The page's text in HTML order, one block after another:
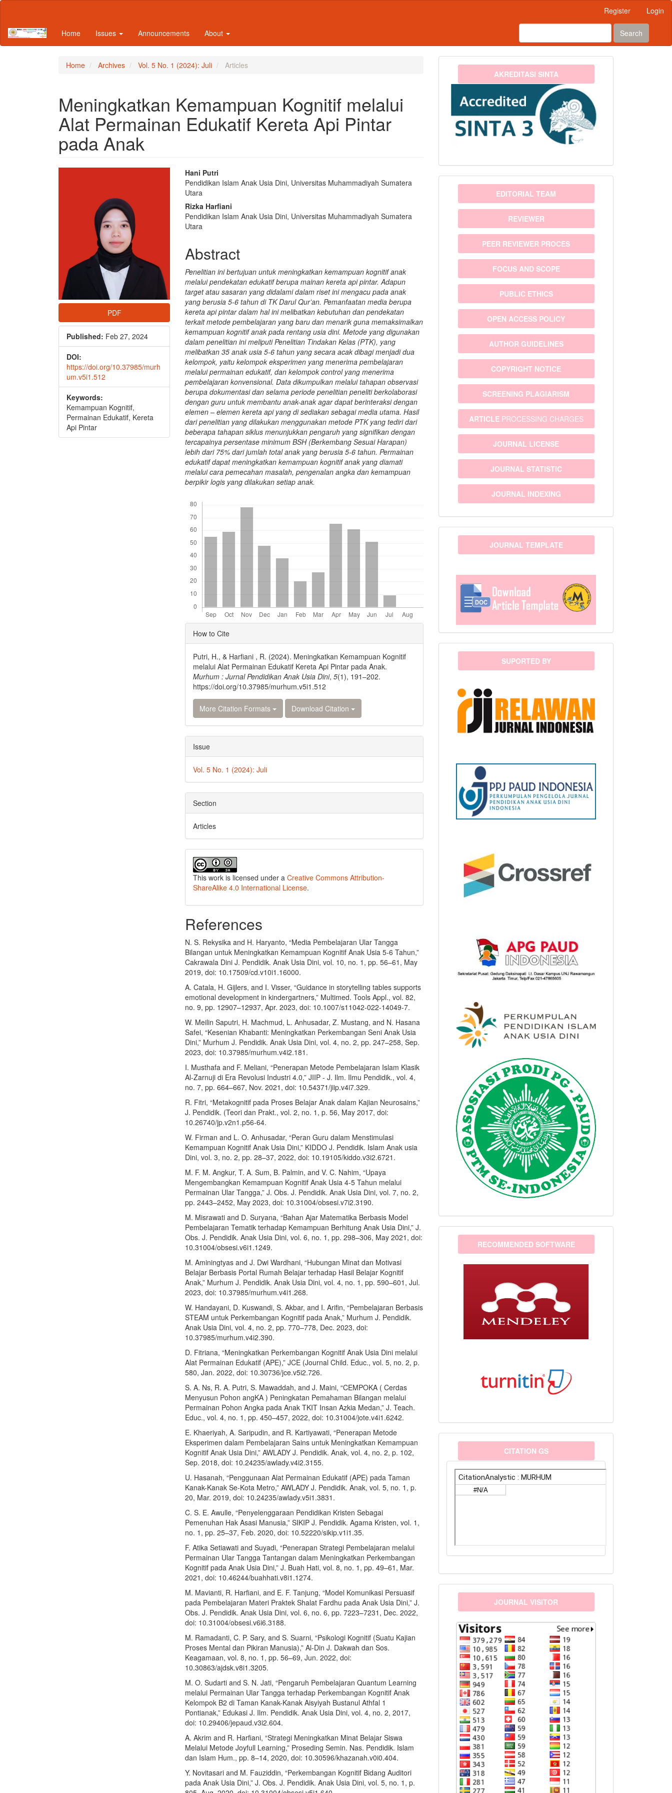
Content
Sidebar
Register Login
Home Issues Announcements About Search
Home Archives Vol. 5 No. 1 (2024): Juli Articles
Meningkatkan Kemampuan Kognitif melalui
Alat Permainan Edukatif Kereta Api Pintar
pada Anak
PDF
Published: Feb 27, 2024
DOI:
https://doi.org/10.37985/murh
um.v5i1.512
Keywords:
Kemampuan Kognitif,
Permainan Edukatif, Kereta
Api Pintar
Main
Article
Content
Hani Putri
Pendidikan Islam Anak Usia Dini, Universitas Muhammadiyah Sumatera
Utara
Rizka Harfiani
Pendidikan Islam Anak Usia Dini, Universitas Muhammadiyah Sumatera
Utara
Abstract
Penelitian ini bertujuan untuk meningkatkan kemampuan kognitif anak
melalui pendekatan edukatif berupa mainan kereta api pintar. Adapun
target atau sasaran yang didalami dalam riset ini mengacu pada anak
yang berusia 5-6 tahun di TK Darul Qur’an. Pemanfaatan media berupa
kereta api pintar dalam hal ini melibatkan kebutuhan dan pendekatan
terkait metode pembelajaran yang baru dan menarik guna memaksimalkan
kemampuan kognitif anak pada rentang usia dini. Metode yang digunakan
dalam penelitian ini meliputi Penelitian Tindakan Kelas (PTK), yang
melibatkan 35 anak usia 5-6 tahun yang secara acak dibagi menjadi dua
kelompok, yaitu kelompok eksperimen yang menerima pembelajaran
melalui permainan edukatif, dan kelompok control yang menerima
pembelajaran konvensional. Data dikumpulkan melalui tahapan observasi
berupa dokumentasi dan selama periode penelitian peneliti berkolaborasi
dengan guru untuk membantu anak-anak agar dapat berinteraksi dengan
elemen – elemen kereta api yang di sediakan sebagai media utama. Hasil
dari penelitian yang dilakukan menggunakan metode PTK yang tediri dari
beberapa tahapan siklus menunjukkan pengaruh yang signifikan dengan
tercapainya persentase minimum BSH (Berkembang Sesuai Harapan)
lebih dari 75% dari jumlah total anak yang berusia 5-6 tahun. Permainan
edukatif dapat meningkatkan kemampuan kognitif anak yang diamati
melalui cara pemecahan masalah, pengenalan angka dan kemampuan
berpikir logis yang dilakukan setiap anak.
Article
Details
How to Cite
Putri, H., & Harfiani , R. (2024). Meningkatkan Kemampuan Kognitif
melalui Alat Permainan Edukatif Kereta Api Pintar pada Anak.
Murhum : Jurnal Pendidikan Anak Usia Dini,5(1), 191–202.
https://doi.org/10.37985/murhum.v5i1.512
More Citation Formats Download Citation
Issue
Vol. 5 No. 1 (2024): Juli
Section
Articles
This work is licensed under aCreative Commons Attribution-
ShareAlike 4.0 International License.
References
N. S. Rekysika and H. Haryanto, “Media Pembelajaran Ular Tangga
Bilangan untuk Meningkatkan Kemampuan Kognitif Anak Usia 5-6 Tahun,”
Cakrawala Dini J. Pendidik. Anak Usia Dini, vol. 10, no. 1, pp. 56–61, May
2019, doi: 10.17509/cd.v10i1.16000.
A. Catala, H. Gijlers, and I. Visser, “Guidance in storytelling tables supports
emotional development in kindergartners,” Multimed. Tools Appl., vol. 82,
no. 9, pp. 12907–12937, Apr. 2023, doi: 10.1007/s11042-022-14049-7.
W. Meilin Saputri, H. Machmud, L. Anhusadar, Z. Mustang, and N. Hasana
Safei, “Kesenian Khabanti: Meningkatkan Perkembangan Seni Anak Usia
Dini,” Murhum J. Pendidik. Anak Usia Dini, vol. 4, no. 2, pp. 247–258, Sep.
2023, doi: 10.37985/murhum.v4i2.181.
I. Musthafa and F. Meliani, “Penerapan Metode Pembelajaran Islam Klasik
Al-Zarnuji di Era Revolusi Industri 4.0,” JIIP - J. Ilm. Ilmu Pendidik., vol. 4,
no. 7, pp. 664–667, Nov. 2021, doi: 10.54371/jiip.v4i7.329.
R. Fitri, “Metakognitif pada Proses Belajar Anak dalam Kajian Neurosains,”
J. Pendidik. (Teori dan Prakt., vol. 2, no. 1, p. 56, May 2017, doi:
10.26740/jp.v2n1.p56-64.
W. Firman and L. O. Anhusadar, “Peran Guru dalam Menstimulasi
Kemampuan Kognitif Anak Usia Dini,” KIDDO J. Pendidik. Islam Anak usia
Dini, vol. 3, no. 2, pp. 28–37, 2022, doi: 10.19105/kiddo.v3i2.6721.
M. F. M. Angkur, T. A. Sum, B. Palmin, and V. C. Nahim, “Upaya
Mengembangkan Kemampuan Kognitif Anak Usia 4-5 Tahun melalui
Permainan Ular Tangga,” J. Obs. J. Pendidik. Anak Usia Dini, vol. 7, no. 2,
pp. 2443–2452, May 2023, doi: 10.31004/obsesi.v7i2.3190.
M. Misrawati and D. Suryana, “Bahan Ajar Matematika Berbasis Model
Pembelajaran Tematik terhadap Kemampuan Berhitung Anak Usia Dini,” J.
Obs. J. Pendidik. Anak Usia Dini, vol. 6, no. 1, pp. 298–306, May 2021, doi:
10.31004/obsesi.v6i1.1249.
M. Aminingtyas and J. Dwi Wardhani, “Hubungan Minat dan Motivasi
Belajar Berbasis Portal Rumah Belajar terhadap Hasil Belajar Kognitif
Anak,” Murhum J. Pendidik. Anak Usia Dini, vol. 4, no. 1, pp. 590–601, Jul.
2023, doi: 10.37985/murhum.v4i1.268.
W. Handayani, D. Kuswandi, S. Akbar, and I. Arifin, “Pembelajaran Berbasis
STEAM untuk Perkembangan Kognitif pada Anak,” Murhum J. Pendidik.
Anak Usia Dini, vol. 4, no. 2, pp. 770–778, Dec. 2023, doi:
10.37985/murhum.v4i2.390.
D. Fitriana, “Meningkatkan Perkembangan Kognitif Anak Usia Dini melalui
Alat Permainan Edukatif (APE),” JCE (Journal Child. Educ., vol. 5, no. 2, p.
580, Jan. 2022, doi: 10.30736/jce.v5i2.726.
S. A. Ns, R. A. Putri, S. Mawaddah, and J. Maini, “CEMPOKA ( Cerdas
Menyusun Pohon angKA ) Peningkatan Pemahaman Bilangan melalui
Permainan Pohon Angka pada Anak TKIT Insan Azkia Medan,” J. Teach.
Educ., vol. 4, no. 1, pp. 450–457, 2022, doi: 10.31004/jote.v4i1.6242.
E. Khaeriyah, A. Saripudin, and R. Kartiyawati, “Penerapan Metode
Eksperimen dalam Pembelajaran Sains untuk Meningkatkan Kemampuan
Kognitif Anak Usia Dini,” AWLADY J. Pendidik. Anak, vol. 4, no. 2, p. 102,
Sep. 2018, doi: 10.24235/awlady.v4i2.3155.
U. Hasanah, “Penggunaan Alat Permainan Edukatif (APE) pada Taman
Kanak-Kanak Se-Kota Metro,” AWLADY J. Pendidik. Anak, vol. 5, no. 1, p.
20, Mar. 2019, doi: 10.24235/awlady.v5i1.3831.
C. S. E. Awulle, “Penyelenggaraan Pendidikan Kristen Sebagai
Pemenuhan Hak Asasi Manusia,” SIKIP J. Pendidik. Agama Kristen, vol. 1,
no. 1, pp. 25–37, Feb. 2020, doi: 10.52220/sikip.v1i1.35.
F. Atika Setiawati and Suyadi, “Penerapan Strategi Pembelajaran melalui
Permainan Ular Tangga Tantangan dalam Meningkatkan Perkembangan
Kognitif pada Anak Usia Dini,” J. Buah Hati, vol. 8, no. 1, pp. 49–61, Mar.
2021, doi: 10.46244/buahhati.v8i1.1274.
M. Mavianti, R. Harfiani, and E. F. Tanjung, “Model Komunikasi Persuasif
pada Pembelajaran Materi Praktek Shalat Fardhu pada Anak Usia Dini,” J.
Obs. J. Pendidik. Anak Usia Dini, vol. 6, no. 6, pp. 7223–7231, Dec. 2022,
doi: 10.31004/obsesi.v6i6.3188.
M. Ramadanti, C. P. Sary, and S. Suarni, “Psikologi Kognitif (Suatu Kajian
Proses Mental dan Pikiran Manusia),” Al-Din J. Dakwah dan Sos.
Keagamaan, vol. 8, no. 1, pp. 56–69, Jun. 2022, doi:
10.30863/ajdsk.v8i1.3205.
M. O. Sudarti and S. N. Jati, “Pengaruh Pembelajaran Quantum Learning
melalui Permainan Ular Tangga terhadap Perkembangan Kognitif Anak
Kelompok B2 di Taman Kanak-Kanak Aisyiyah Bustanul Athfal 1
Pontianak,” Edukasi J. Ilm. Pendidik. Anak Usia Dini, vol. 4, no. 2, 2017,
doi: 10.29406/jepaud.v3i2.604.
A. Akrim and R. Harfiani, “Strategi Meningkatkan Minat Belajar Siswa
Melalui Metode Joyfull Learning,” Proseding Semin. Nas. Pendidik. Islam
dan Islam Hum., pp. 8–14, 2020, doi: 10.30596/khazanah.v0i0.404.
Y. Novitasari and M. Fauziddin, “Perkembangan Kognitif Bidang Auditori
pada Anak Usia Dini,” J. Obs. J. Pendidik. Anak Usia Dini, vol. 5, no. 1, p.
sinta3 AKREDITASI SINTA
menu EDITORIAL TEAM
REVIEWER
PEER REVIEWER PROCES
FOCUS AND SCOPE
PUBLIC ETHICS
OPEN ACCESS POLICY
AUTHOR GUIDELINES
COPYRIGHT NOTICE
SCREENING PLAGIARISM
ARTICLEPROCESSING CHARGES
JOURNAL LICENSE
JOURNAL STATISTIC
JOURNAL INDEXING
templateJOURNAL TEMPLATE
sponsorSUPORTED BY
software
RECOMMENDED SOFTWARE
citationanalystic
CITATION GS
visitorsJOURNAL VISITOR